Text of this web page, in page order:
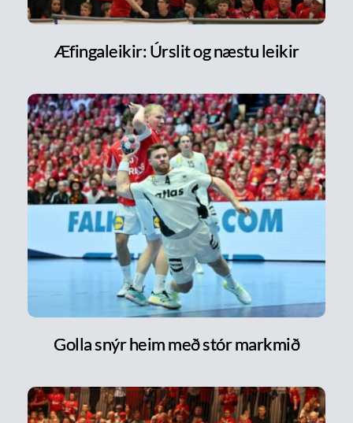
Æfingaleikir: Úrslit og næstu leikir
Golla snýr heim með stór markmið